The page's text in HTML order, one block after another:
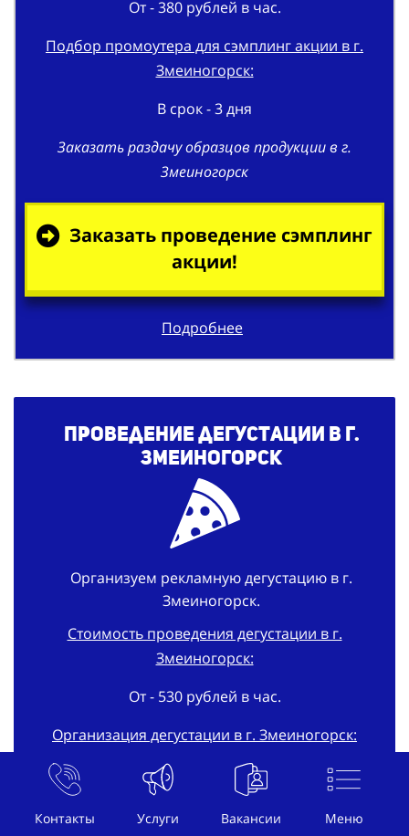
Контакты Услуги Вакансии Меню
От - 380 рублей в час.
Подбор промоутера для сэмплинг акции в г.
Змеиногорск:
В срок - 3 дня
Заказать раздачу образцов продукции в г.
Змеиногорск
Заказать проведение сэмплинг
акции!
Подробнее
Проведение дегустации в г.
Змеиногорск
Организуем рекламную дегустацию в г.
Змеиногорск.
Стоимость проведения дегустации в г.
Змеиногорск:
От - 530 рублей в час.
Организация дегустации в г. Змеиногорск:
В срок - 3 дня
Заказать проведение промо-дегустации в г.